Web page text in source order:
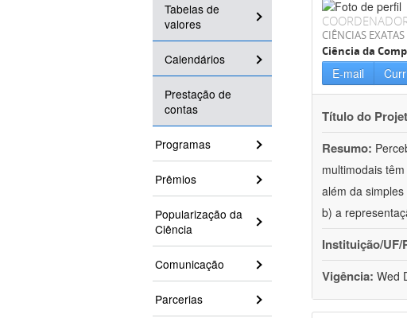
Tabelas de
valores
Calendários
Prestação de
contas
Programas
Prêmios
Popularização da
Ciência
Comunicação
Parcerias
CIÊNCIAS
Ciência da
E-mail
Título do
Resumo:
multimodais
além da
b) a
Instituição/UF/
Vigência: Wed